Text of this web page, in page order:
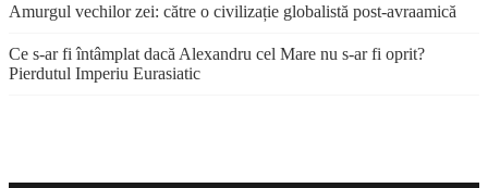
Amurgul vechilor zei: către o civilizație globalistă post-avraamică
Ce s-ar fi întâmplat dacă Alexandru cel Mare nu s-ar fi oprit?
Pierdutul Imperiu Eurasiatic